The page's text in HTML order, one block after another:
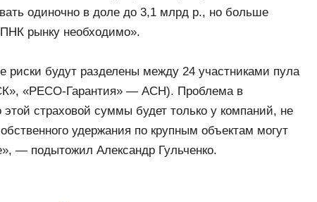
одиночно в доле до 3,1 млрд р., но больше
рынку необходимо».
будут разделены между 24 участниками пула
«РЕСО-Гарантия» — АСН). Проблема в
страховой суммы будет только у компаний, не
удержания по крупным объектам могут
— подытожил Александр Гульченко.